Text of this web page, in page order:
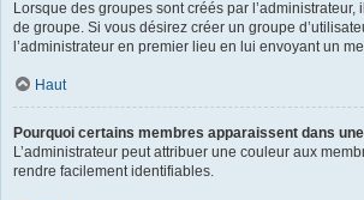
Lorsque des groupes sont créés par l’administrateur,
de groupe. Si vous désirez créer un groupe
l’administrateur en premier lieu en lui envoyant un
Haut
Pourquoi certains membres apparaissent dans
L’administrateur peut attribuer une couleur aux
rendre facilement identifiables.